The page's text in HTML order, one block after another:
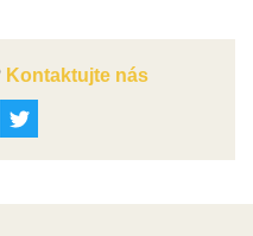
Kontaktujte nás